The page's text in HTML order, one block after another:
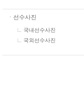
ㆍ선수사진
국내선수사진
국외선수사진